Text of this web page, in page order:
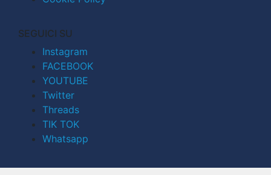
SEGUICI SU
Instagram
FACEBOOK
YOUTUBE
Twitter
Threads
TIK TOK
Whatsapp